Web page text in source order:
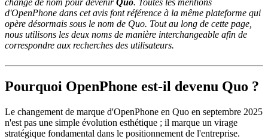
d'OpenPhone dans cet avis font référence à la même plateforme qui
opère désormais sous le nom de Quo. Tout au long de cette page,
nous utilisons les deux noms de manière interchangeable afin de
correspondre aux recherches des utilisateurs.
Pourquoi OpenPhone est-il devenu Quo ?
Le changement de marque d'OpenPhone en Quo en septembre 2025
n'est pas une simple évolution esthétique ; il marque un virage
stratégique fondamental dans le positionnement de l'entreprise.